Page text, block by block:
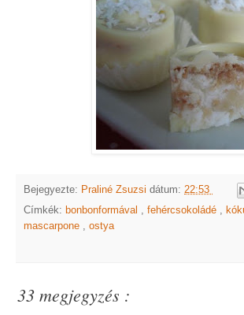
Bejegyezte: Praliné Zsuzsi dátum: 22:53
Címkék: bonbonformával , fehércsokoládé ,
mascarpone , ostya
33 megjegyzés :